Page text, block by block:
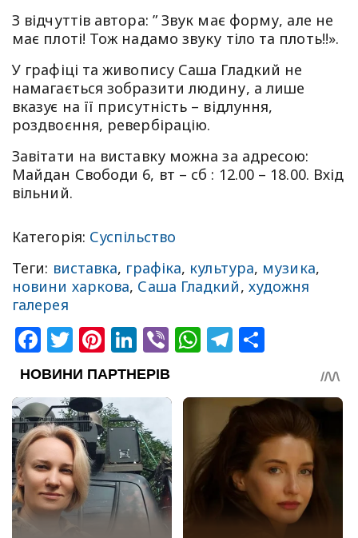
З відчуттів автора: ” Звук має форму, але не
має плоті! Тож надамо звуку тіло та плоть!!».
У графіці та живопису Саша Гладкий не
намагається зобразити людину, а лише
вказує на її присутність – відлуння,
роздвоєння, ревербірацію.
Завітати на виставку можна за адресою:
Майдан Свободи 6, вт – сб : 12.00 – 18.00. Вхід
вільний.
Категорія: Суспільство
Теги: виставка, графіка, культура, музика,
новини харкова, Саша Гладкий, художня
галерея
Facebook
Twitter
Pinterest
LinkedIn
ViberWhatsApp
Telegram